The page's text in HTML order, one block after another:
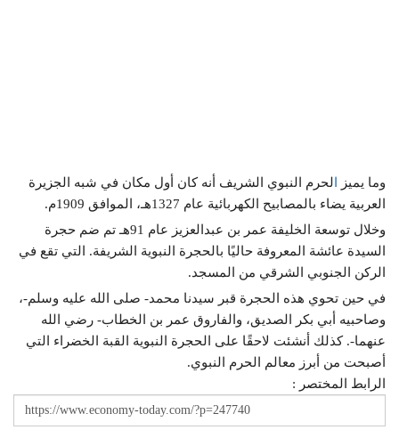
وما يميز
لحرم النبوي الشريف أنه كان أول مكان في شبه الجزيرة
العربية يضاء بالمصابيح الكهربائية عام 1327هـ، الموافق 1909م.
وخلال توسعة الخليفة عمر بن عبدالعزيز عام 91هـ تم ضم حجرة
السيدة عائشة المعروفة حاليًا بالحجرة النبوية الشريفة. التي تقع في
الركن الجنوبي الشرقي من المسجد.
في حين تحوي هذه الحجرة قبر سيدنا محمد- صلى الله عليه وسلم-،
وصاحبيه أبي بكر الصديق، والفاروق عمر بن الخطاب- رضي الله
عنهما-. كذلك أنشئت لاحقًا على الحجرة النبوية القبة الخضراء التي
أصبحت من أبرز معالم الحرم النبوي.
الرابط المختصر :